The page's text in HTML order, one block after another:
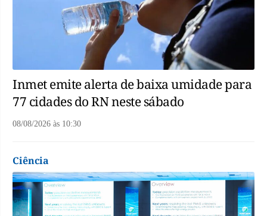
Inmet emite alerta de baixa umidade para
77 cidades do RN neste sábado
08/08/2026 às 10:30
Ciência